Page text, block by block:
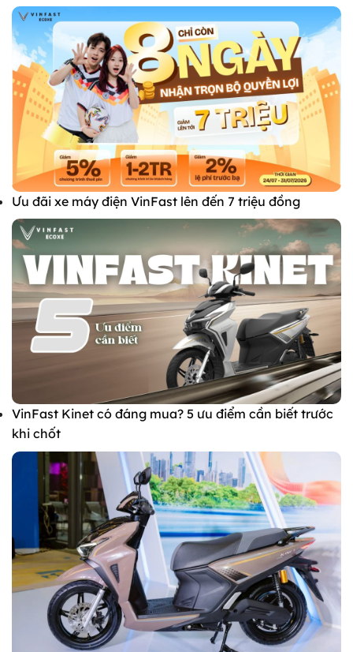
Ưu đãi xe máy điện VinFast lên đến 7 triệu đồng
VinFast Kinet có đáng mua? 5 ưu điểm cần biết trước
khi chốt